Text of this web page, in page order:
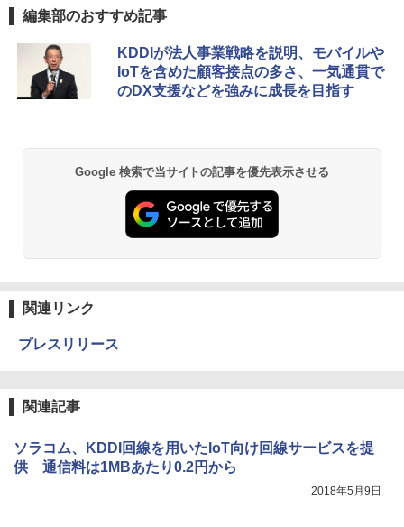
編集部のおすすめ記事
KDDIが法人事業戦略を説明、モバイルや
IoTを含めた顧客接点の多さ、一気通貫で
のDX支援などを強みに成長を目指す
Google 検索で当サイトの記事を優先表示させる
関連リンク
プレスリリース
関連記事
ソラコム、KDDI回線を用いたIoT向け回線サービスを提
供 通信料は1MBあたり0.2円から
2018年5月9日